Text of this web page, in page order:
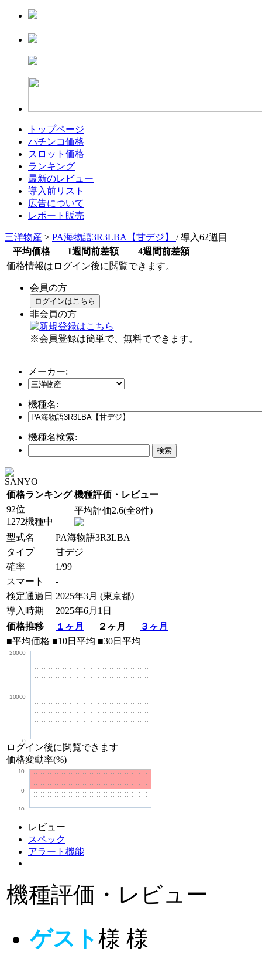
トップページ
パチンコ価格
スロット価格
ランキング
最新のレビュー
導入前リスト
広告について
レポート販売
三洋物産 > PA海物語3R3LBA【甘デジ】 / 導入62週目
平均価格
1週間前差額
4週間前差額
価格情報はログイン後に閲覧できます。
会員の方
ログインはこちら
非会員の方
※会員登録は簡単で、無料でできます。
メーカー:
機種名:
機種名検索:
SANYO
価格ランキング 機種評価・レビュー
92位
1272機種中
平均評価2.6(全8件)
型式名
PA海物語3R3LBA
タイプ
甘デジ
確率
1/99
スマート
-
検定通過日 2025年3月 (東京都)
導入時期
2025年6月1日
価格推移
１ヶ月 ２ヶ月
３ヶ月
■平均価格 ■10日平均 ■30日平均
0
10000
20000
ログイン後に閲覧できます
価格変動率(%)
-10
0
10
レビュー
スペック
アラート機能
機種評価・レビュー
ゲスト様 様